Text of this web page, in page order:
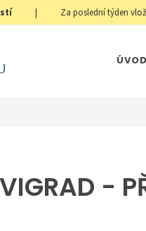
| Za poslední týden
ÚVOD
-